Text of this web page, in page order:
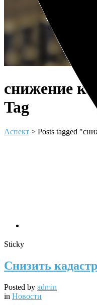
снижение
Tag
Аспект > Posts tagged
Sticky
Снизить
Posted by admin
in Новости